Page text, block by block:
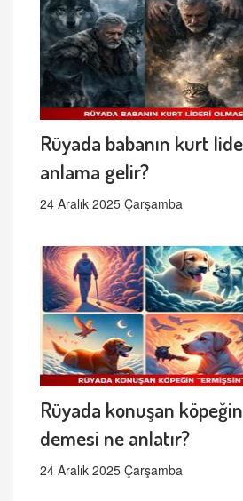
Rüyada babanın kurt
anlama gelir?
24 Aralık 2025 Çarşamba
Rüyada konuşan
demesi ne anlatır?
24 Aralık 2025 Çarşamba